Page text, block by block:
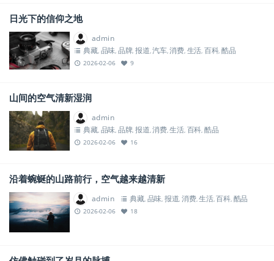
日光下的信仰之地
admin
典藏, 品味, 品牌, 报道,汽车,消费, 生活, 百科,酷品
2026-02-06 9
山间的空气清新湿润
admin
典藏, 品味, 品牌, 报道,消费,生活, 百科, 酷品
2026-02-06 16
沿着蜿蜒的山路前行，空气越来越清新
admin 典藏, 品味, 报道, 消费,生活,百科, 酷品
2026-02-06 18